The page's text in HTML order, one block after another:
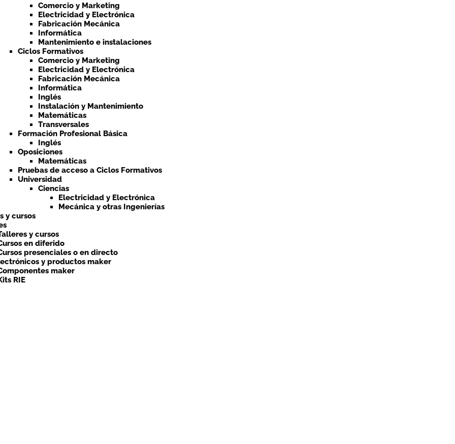
Comercio y Marketing
Electricidad y Electrónica
Fabricación Mecánica
Informática
Mantenimiento e instalaciones
Ciclos Formativos
Comercio y Marketing
Electricidad y Electrónica
Fabricación Mecánica
Informática
Inglés
Instalación y Mantenimiento
Matemáticas
Transversales
Formación Profesional Básica
Inglés
Oposiciones
Matemáticas
Pruebas de acceso a Ciclos Formativos
Universidad
Ciencias
Electricidad y Electrónica
Mecánica y otras Ingenierías
y cursos
y cursos
en diferido
presenciales o en directo
y productos maker
maker
RIE